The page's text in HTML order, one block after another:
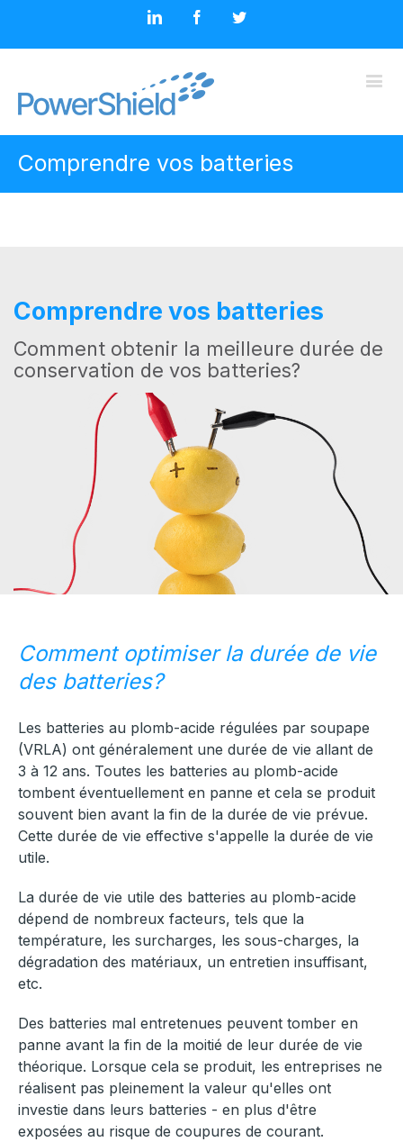
Comprendre vos batteries
Comprendre vos batteries
Comment obtenir la meilleure durée de
conservation de vos batteries?
Comment optimiser la durée de vie
des batteries?
Les batteries au plomb-acide régulées par soupape
(VRLA) ont généralement une durée de vie allant de
3 à 12 ans. Toutes les batteries au plomb-acide
tombent éventuellement en panne et cela se produit
souvent bien avant la fin de la durée de vie prévue.
Cette durée de vie effective s'appelle la durée de vie
utile.
La durée de vie utile des batteries au plomb-acide
dépend de nombreux facteurs, tels que la
température, les surcharges, les sous-charges, la
dégradation des matériaux, un entretien insuffisant,
etc.
Des batteries mal entretenues peuvent tomber en
panne avant la fin de la moitié de leur durée de vie
théorique. Lorsque cela se produit, les entreprises ne
réalisent pas pleinement la valeur qu'elles ont
investie dans leurs batteries - en plus d'être
exposées au risque de coupures de courant.